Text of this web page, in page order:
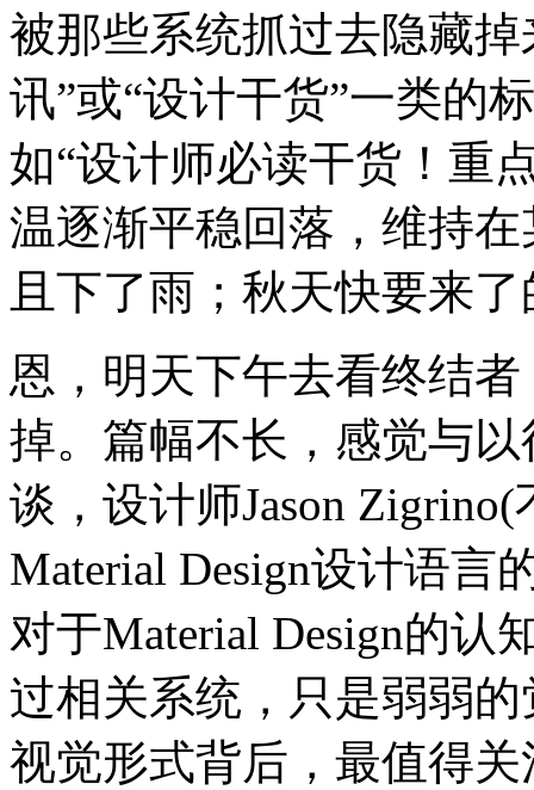
被那些系统抓过去隐藏
讯”或“设计干货”一类的
如“设计师必读干货！重
温逐渐平稳回落，维持
且下了雨；秋天快要来
恩，明天下午去看终结
掉。篇幅不长，感觉与
谈，设计师Jason
Material Design设计语言
对于Material Design的认
过相关系统，只是弱弱
视觉形式背后，最值得